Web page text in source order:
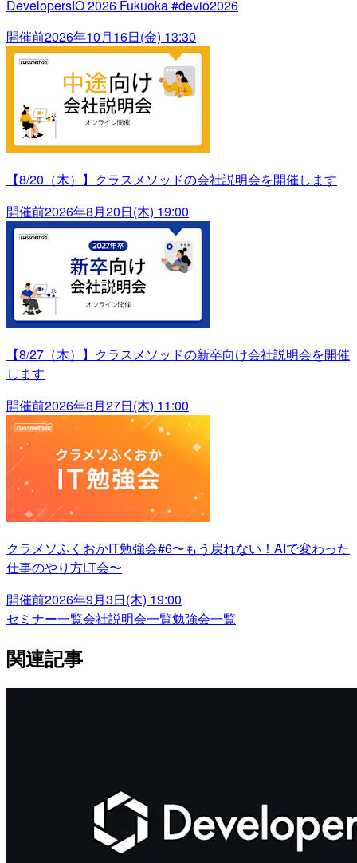
DevelopersIO 2026 Fukuoka #devio2026
開催前2026年10月16日(金) 13:30
【8/20（木）】クラスメソッドの会社説明会を開催します
開催前2026年8月20日(木) 19:00
【8/27（木）】クラスメソッドの新卒向け会社説明会を開催
します
開催前2026年8月27日(木) 11:00
クラメソふくおかIT勉強会#6〜もう戻れない！AIで変わった
仕事のやり方LT会〜
開催前2026年9月3日(木) 19:00
セミナー一覧会社説明会一覧勉強会一覧
関連記事